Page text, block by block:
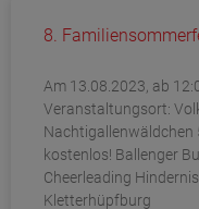
8.
Am 13.08.2023, ab
Veranstaltungsort:
Nachtigallenwäldchen
kostenlos! Ballenger
Cheerleading
Kletterhüpfburg